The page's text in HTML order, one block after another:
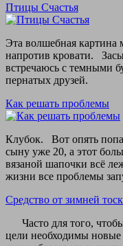
Птицы Счастья
Эта волшебная картина
напротив кровати.
встречаюсь с темными
пернатых друзей.
Как решать проблемы
Клубок. Вот опять
сыну уже 20, а этот
вязаной шапочки всё
жизни все проблемы
Средство от зимней
Часто для того,
цели необходимы новые